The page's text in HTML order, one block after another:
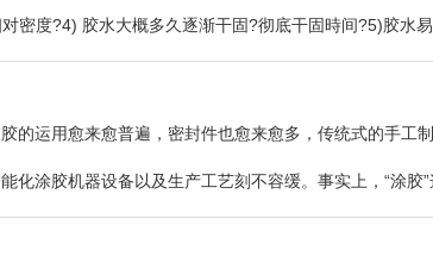
密度?4) 胶水大概多久逐渐干固?彻底干固時间?5)胶水易
的运用愈来愈普遍，密封件也愈来愈多，传统式的手工
涂胶机器设备以及生产工艺刻不容缓。事实上，“涂胶”